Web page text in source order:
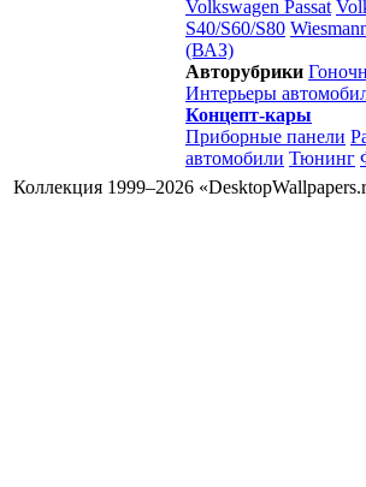
Volkswagen Passat
S40/S60/S80
(ВАЗ)
Авторубрики
Интерьеры
Концепт-кары
Приборные панели
автомобили Тюнинг
Коллекция 1999–2026